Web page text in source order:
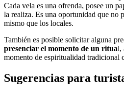
Cada vela es una ofrenda, posee un
la realiza. Es una oportunidad que no
mismo que los locales.
También es posible solicitar alguna
presenciar el momento de un ritual,
momento de espiritualidad tradicional
Sugerencias para